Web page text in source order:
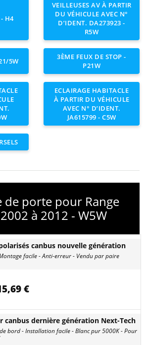
- H4
VEILLEUSES AV À PARTIR
DU VÉHICULE AVEC N°
D’IDENT. DA273923 -
R5W
5W
3ÈME FEUX DE STOP -
P21W
ECLAIRAGE HABITACLE
À PARTIR DU VÉHICULE
AVEC N° D’IDENT.
JA615799 - C5W
de porte pour Range
à 2012 - W5W
canbus nouvelle génération
facile - Anti-erreur - Vendu par paire
€
canbus dernière génération Next-Tech
bord - Installation facile - Blanc pur 5000K - Pour